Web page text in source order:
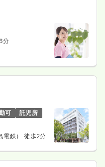
分
可
託児所
電鉄） 徒歩2分